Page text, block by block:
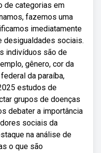
de categorias em
fazemos uma
imediatamente
desigualdades sociais.
indivíduos são de
gênero, cor da
da paraíba,
estudos de
grupos de doenças
debater a importância
sociais da
na análise de
o que são